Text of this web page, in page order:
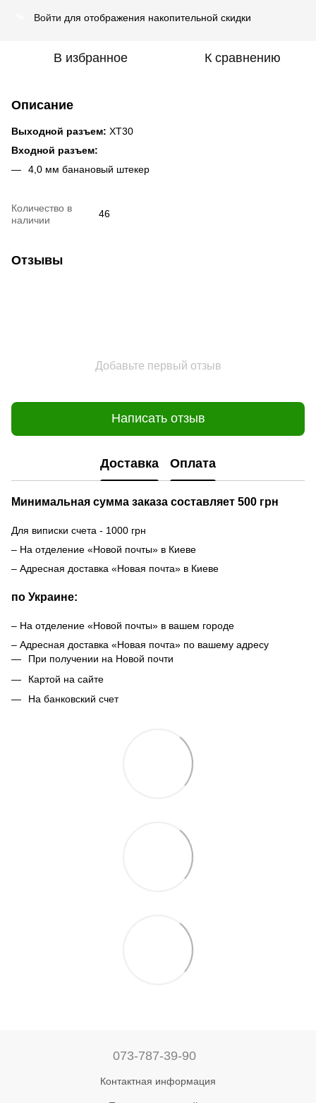
Войти для отображения накопительной скидки
В избранное К сравнению
Описание
Выходной разъем: XT30
Входной разъем:
4,0 мм банановый штекер
Количество в
наличии
46
Отзывы
Добавьте первый отзыв
Написать отзыв
Доставка Оплата
Минимальная сумма заказа составляет 500 грн
Для виписки счета - 1000 грн
– На отделение «Новой почты» в Киеве
– Адресная доставка «Новая почта» в Киеве
по Украине:
– На отделение «Новой почты» в вашем городе
– Адресная доставка «Новая почта» по вашему адресу
При получении на Новой почти
Картой на сайте
На банковский счет
073-787-39-90
Контактная информация